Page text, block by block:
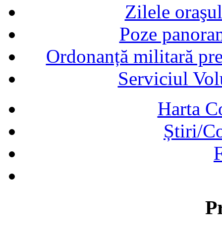
Zilele
Poze
Ordonanță militară
Serviciul
Harta
Știri/